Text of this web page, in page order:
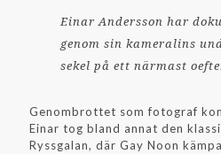
Einar Andersson har
genom sin kameralins
sekel på ett närmast
Genombrottet som fotograf
Einar tog bland annat den
Ryssgalan, där Gay Noon